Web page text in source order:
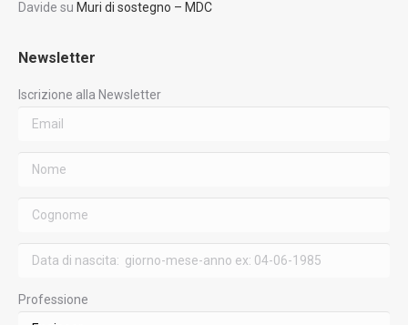
Davide su Muri di sostegno – MDC
Newsletter
Iscrizione alla Newsletter
Professione